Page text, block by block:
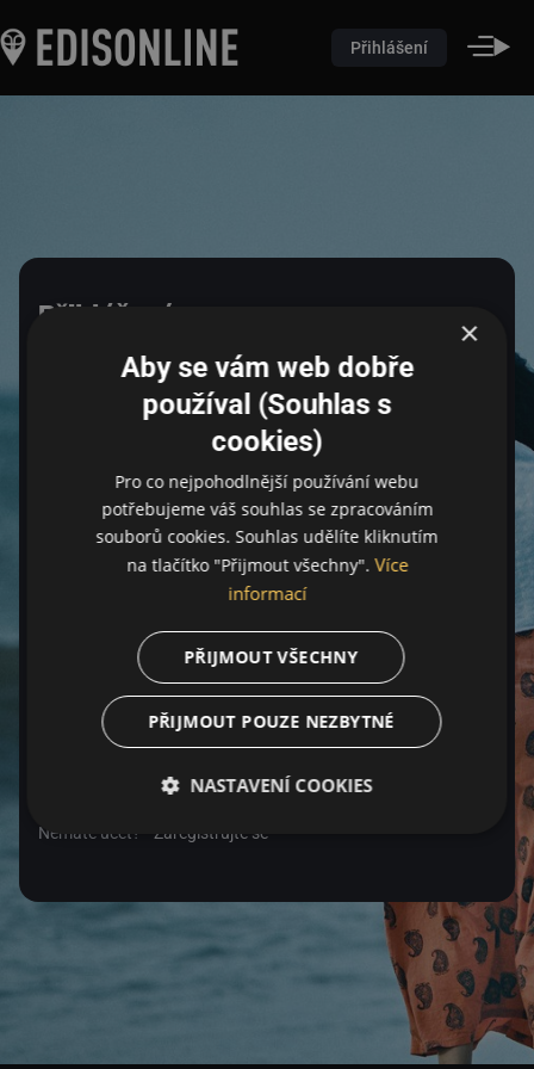
Přihlášení
Přihlášení
Pro přihlášení zadejte login a heslo
Zapomenuté heslo
Nemáte účet? Zaregistrujte se
×
Aby se vám web dobře
používal (Souhlas s
cookies)
Pro co nejpohodlnější používání webu
potřebujeme váš souhlas se zpracováním
souborů cookies. Souhlas udělíte kliknutím
na tlačítko "Přijmout všechny". Více
informací
PŘIJMOUT VŠECHNY
PŘIJMOUT POUZE NEZBYTNÉ
NASTAVENÍ COOKIES